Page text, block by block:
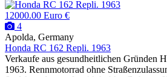
12000.00 Euro €
4
Apolda, Germany
Honda RC 162 Repli. 1963
Verkaufe aus gesundheitlichen Gründen
1963. Rennmotorrad ohne